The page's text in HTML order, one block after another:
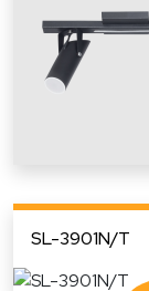
SL-3901N/T